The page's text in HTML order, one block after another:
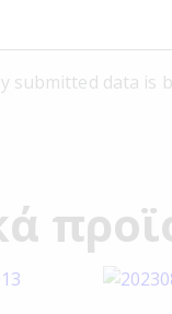
submitted data is